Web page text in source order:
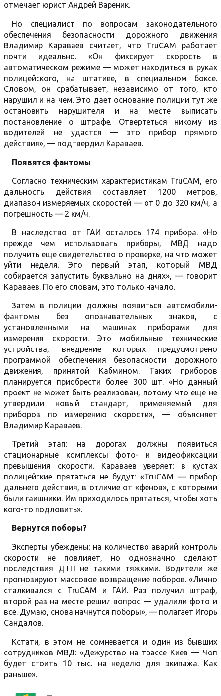
отмечает юрист Андрей Вареник.
Но специалист по вопросам законодательного
обеспечения безопасности дорожного движения
Владимир Караваев считает, что TruCAM работает
почти идеально. «Он фиксирует скорость в
автоматическом режиме — может находиться в руках
полицейского, на штативе, в специальном боксе.
Словом, он срабатывает, независимо от того, кто
нарушил и на чем. Это дает основание полиции тут же
остановить нарушителя и на месте выписать
постановление о штрафе. Отвертеться никому из
водителей не удастся — это прибор прямого
действия», — подтвердил Караваев.
Появятся фантомы
Согласно техническим характеристикам TruCAM, его
дальность действия составляет 1200 метров,
диапазон измеряемых скоростей — от 0 до 320 км/ч, а
погрешность — 2 км/ч.
В наследство от ГАИ осталось 174 прибора. «Но
прежде чем использовать приборы, МВД надо
получить еще свидетельство о проверке, на что может
уйти неделя. Это первый этап, который МВД
собирается запустить буквально на днях», — говорит
Караваев. По его словам, это только начало.
Затем в полиции должны появиться автомобили-
фантомы без опознавательных знаков, с
установленными на машинах приборами для
измерения скорости. Это мобильные технические
устройства, внедрение которых предусмотрено
программой обеспечения безопасности дорожного
движения, принятой Кабмином. Таких приборов
планируется приобрести более 300 шт. «Но данный
проект не может быть реализован, потому что еще не
утвердили новый стандарт, применяемый для
приборов по измерению скорости», — объясняет
Владимир Караваев.
Третий этап: на дорогах должны появиться
стационарные комплексы фото- и видеофиксации
превышения скорости. Караваев уверяет: в кустах
полицейские прятаться не будут: «TruCAM — прибор
дальнего действия, в отличие от «фенов», с которыми
были гаишники. Им приходилось прятаться, чтобы хоть
кого-то подловить».
Вернутся поборы?
Эксперты убеждены: на количество аварий контроль
скорости не повлияет, но однозначно сделают
последствия ДТП не такими тяжкими. Водители же
прогнозируют массовое возвращение поборов. «Лично
сталкивался с TruCAM и ГАИ. Раз получил штраф,
второй раз на месте решил вопрос — удалили фото и
все. Думаю, снова начнутся поборы», — полагает Игорь
Сандалов.
Кстати, в этом не сомневается и один из бывших
сотрудников МВД: «Дежурство на трассе Киев — Чоп
будет стоить 10 тыс. на неделю для экипажа. Как
раньше».